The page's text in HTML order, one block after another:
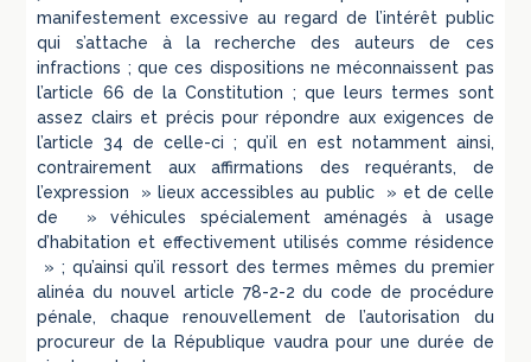
manifestement excessive au regard de l’intérêt public
qui s’attache à la recherche des auteurs de ces
infractions ; que ces dispositions ne méconnaissent pas
l’article 66 de la Constitution ; que leurs termes sont
assez clairs et précis pour répondre aux exigences de
l’article 34 de celle-ci ; qu’il en est notamment ainsi,
contrairement aux affirmations des requérants, de
l’expression » lieux accessibles au public » et de celle
de » véhicules spécialement aménagés à usage
d’habitation et effectivement utilisés comme résidence
» ; qu’ainsi qu’il ressort des termes mêmes du premier
alinéa du nouvel article 78-2-2 du code de procédure
pénale, chaque renouvellement de l’autorisation du
procureur de la République vaudra pour une durée de